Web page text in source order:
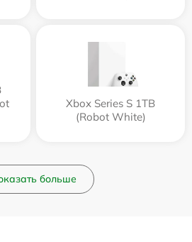
Xbox Series S 1TB
(Robot White)
больше